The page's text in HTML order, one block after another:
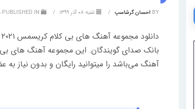
BY احسان گرشاسپ / شنبه ۰۸ آذر ۱۳۹۹ /
آهنگ می‌باشد را میتوانید رایگان و بدون نیاز